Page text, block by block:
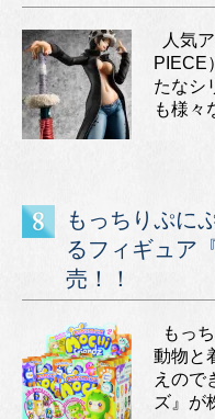
人気
PIECE
たなシ
も様々
もっちりぷに
るフィギュア
売！！
もっ
動物と
えので
ズ』が